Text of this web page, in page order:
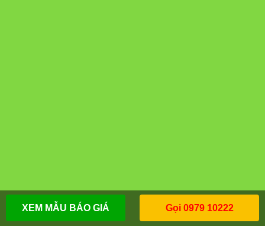
XEM MẪU BÁO GIÁ Gọi 0979 10222